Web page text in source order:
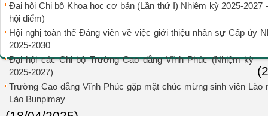
Đại hội Chi bộ Khoa học cơ bản (Lần thứ I) Nhiệm kỳ 2025-2027
hội điểm)
Hội nghị toàn thể Đảng viên về việc giới thiệu nhân sự Cấp ủy
2025-2030
Đại hội các Chi bộ Trường Cao đẳng Vĩnh Phúc (Nhiệm kỳ
2025-2027)
Trường Cao đẳng Vĩnh Phúc gặp mặt chúc mừng sinh viên Lào
Lào Bunpimay